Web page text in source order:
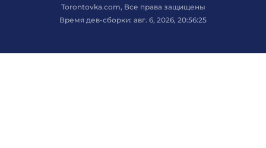
Torontovka.com, Все права защищены
Время дев-сборки: авг. 6, 2026, 20:56:25